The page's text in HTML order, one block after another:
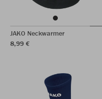
JAKO Neckwarmer
8,99 €